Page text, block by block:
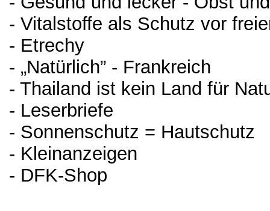
- Vitalstoffe als Schutz vor
- Etrechy
- „Natürlich” - Frankreich
- Thailand ist kein Land für
- Leserbriefe
- Sonnenschutz = Hautschutz
- Kleinanzeigen
- DFK-Shop